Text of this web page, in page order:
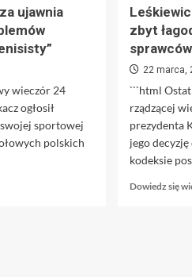
ujawnia
wieczór 24
ogłosił
sportowej
polskich
zbyt
22 marca,
```html
rządzącej
prezydenta
jego
kodeksie
Dowiedz się